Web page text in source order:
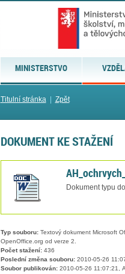
MINISTERSTVO
Titulní stránka| Zpět
DOKUMENT KE STAŽENÍ
Dokument typu
Typ souboru:Textový dokument Microsoft
OpenOffice.org od verze 2.
Počet stažení:436
Poslední změna souboru:2010-05-26
Soubor publikován:2010-05-26 11:07:21,